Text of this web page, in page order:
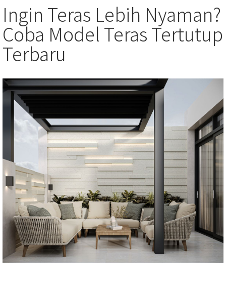
Ingin Teras Lebih Nyaman?
Coba Model Teras Tertutup
Terbaru